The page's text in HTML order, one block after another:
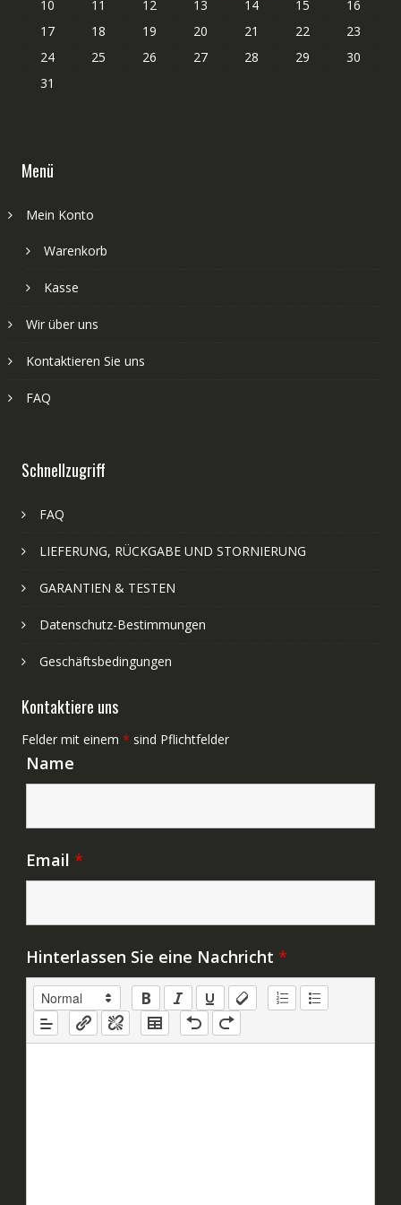
10
11 12 13 14 15
16
17
18 19 20 21 22
23
24
25 26 27 28 29
30
31
Menü
Mein Konto
Warenkorb
Kasse
Wir über uns
Kontaktieren Sie uns
FAQ
Schnellzugriff
FAQ
LIEFERUNG, RÜCKGABE UND STORNIERUNG
GARANTIEN & TESTEN
Datenschutz-Bestimmungen
Geschäftsbedingungen
Kontaktiere uns
Felder mit einem * sind Pflichtfelder
Name
Email *
Hinterlassen Sie eine Nachricht *